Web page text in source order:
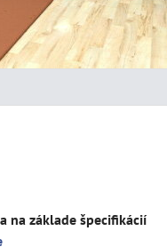
na základe špecifikácií